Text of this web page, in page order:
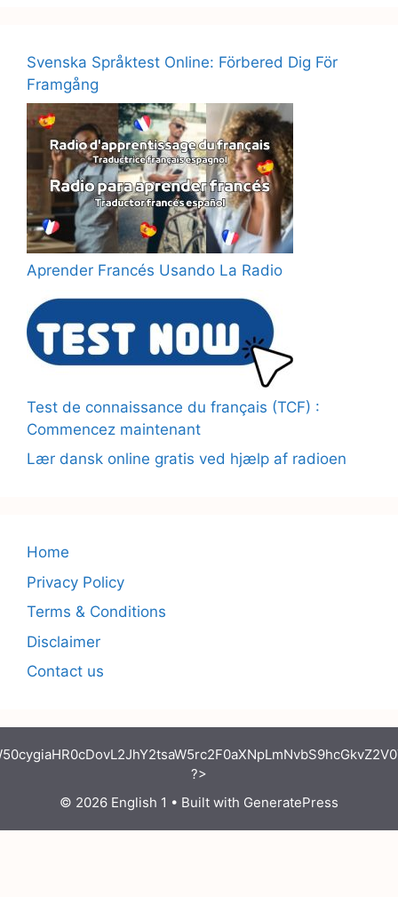
Svenska Språktest Online: Förbered Dig För
Framgång
Aprender Francés Usando La Radio
Test de connaissance du français (TCF) :
Commencez maintenant
Lær dansk online gratis ved hjælp af radioen
Home
Privacy Policy
Terms & Conditions
Disclaimer
Contact us
?>
© 2026 English 1 • Built with GeneratePress